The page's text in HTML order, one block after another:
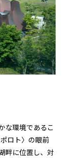
な環境であるこ
ロト〉の眼前
畔に位置し、対